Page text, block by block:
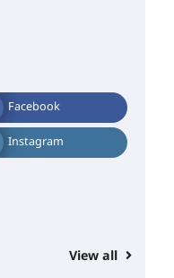
Facebook
Instagram
View all